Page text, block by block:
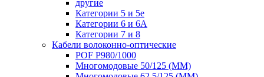
другие
Категории 5 и 5е
Категории 6 и 6A
Категории 7 и 8
Кабели волоконно-оптические
POF P980/1000
Многомодовые 50/125 (ММ)